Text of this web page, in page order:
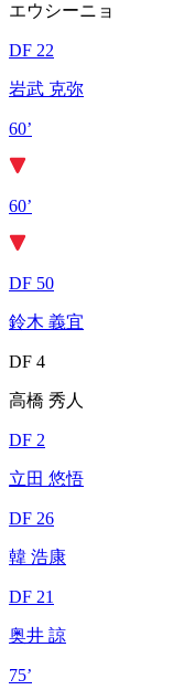
エウシーニョ
DF 22
岩武 克弥
60’
60’
DF 50
鈴木 義宜
DF 4
高橋 秀人
DF 2
立田 悠悟
DF 26
韓 浩康
DF 21
奥井 諒
75’